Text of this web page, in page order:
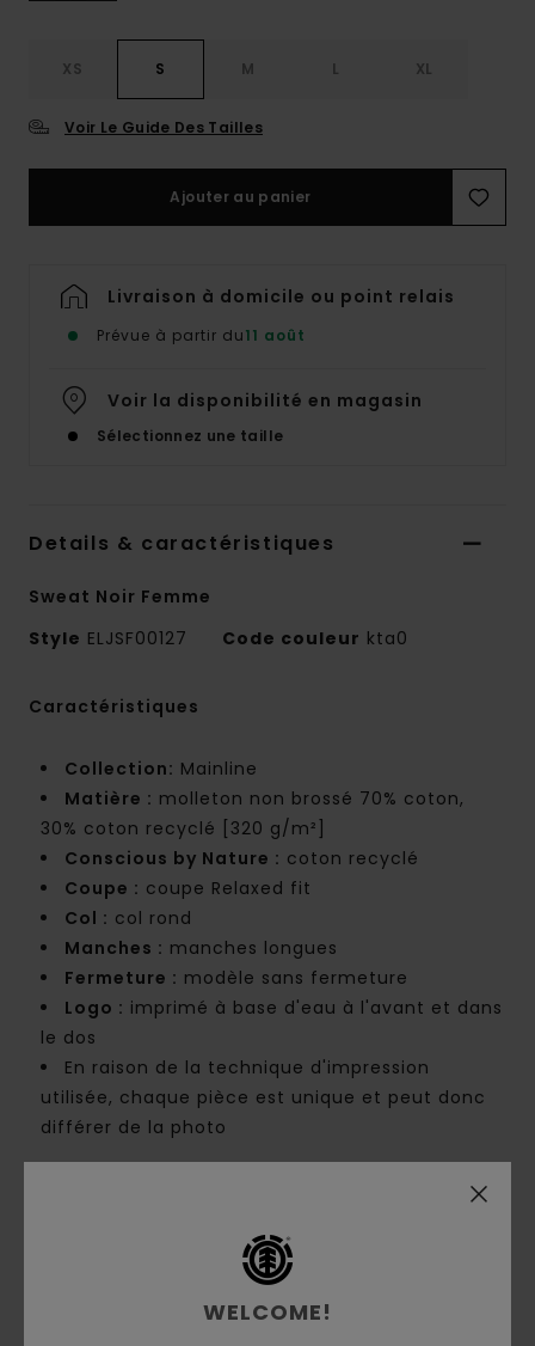
XS S M L XL
Voir Le Guide Des Tailles
Ajouter au panier
Livraison à domicile ou point relais
Prévue à partir du11 août
Voir la disponibilité en magasin
Sélectionnez une taille
Details & caractéristiques
Sweat Noir Femme
Style ELJSF00127 Code couleur kta0
Caractéristiques
Collection: Mainline
Matière : molleton non brossé 70% coton,
30% coton recyclé [320 g/m²]
Conscious by Nature : coton recyclé
Coupe : coupe Relaxed fit
Col : col rond
Manches : manches longues
Fermeture : modèle sans fermeture
Logo : imprimé à base d'eau à l'avant et dans
le dos
En raison de la technique d'impression
utilisée, chaque pièce est unique et peut donc
différer de la photo
[Matière principale] 70% coton, 30%
Traçabilité du produit (Loi Agec)
WELCOME!